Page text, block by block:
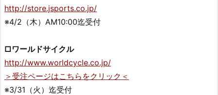
http://store.jsports.co.jp/
※4/2（木）AM10:00迄受付
□ワールドサイクル
http://www.worldcycle.co.jp/
＞受注ページはこちらをクリック＜
※3/31（火）迄受付